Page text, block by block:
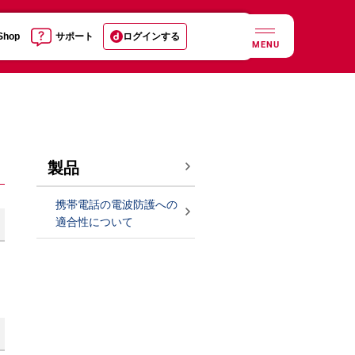
サポート ログインする
MENU
製品
携帯電話の電波防護への
適合性について